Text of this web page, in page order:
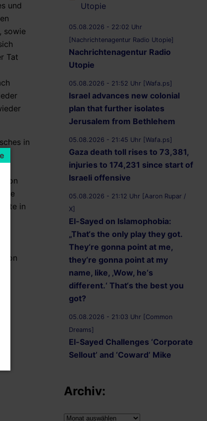
und
sowie
Tat
in
in
Utopie
05.08.2026 - 22:02 Uhr
[Nachrichtenagentur Radio Utopie]
Nachrichtenagentur Radio
Utopie
05.08.2026 - 21:52 Uhr [Wafa.ps]
Israel advances new colonial
plan that further isolates
Jerusalem from Bethlehem
05.08.2026 - 21:45 Uhr [Wafa.ps]
Gaza death toll rises to 73,381,
injuries to 174,231 since start of
Israeli offensive
05.08.2026 - 21:12 Uhr [Aaron Rupar /
X]
El-Sayed on Islamophobia:
„That‘s the only play they got.
They‘re gonna point at me,
they‘re gonna point at my
name, like, ‚Wow, he‘s
different.‘ That‘s the best you
got?
05.08.2026 - 21:03 Uhr [Common
Dreams]
El-Sayed Challenges ‘Corporate
Sellout’ and ‘Coward’ Mike
05.08.2026 - 20:36 Uhr
Dr. Abdul El-Sayed Wins
Archiv:
Archiv: